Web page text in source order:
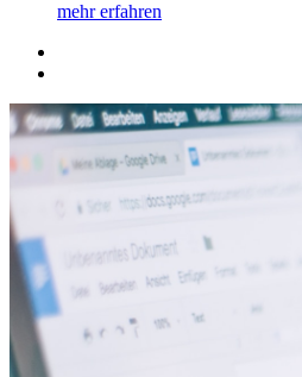
mehr erfahren